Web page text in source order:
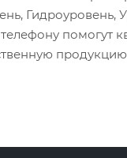
Гидроуровень,